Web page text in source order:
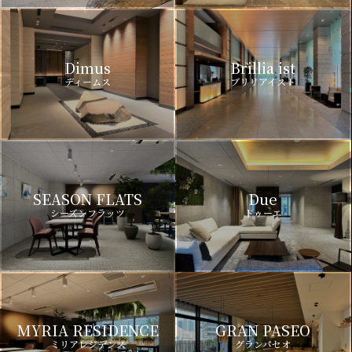
Dimus
ディームス
Brillia ist
ブリリアイスト
SEASON FLATS
シーズンフラッツ
Due
ドゥーエ
MYRIA RESIDENCE
ミリアレジデンス
GRAN PASEO
グランパセオ